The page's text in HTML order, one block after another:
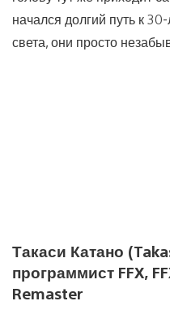
начался долгий путь к
света, они просто
Такаси Катано
программист FFX,
Remaster